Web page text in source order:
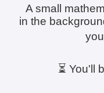
A small
in the
⏳ You'll